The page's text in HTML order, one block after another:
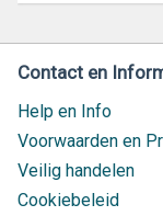
Contact en
Help en Info
Voorwaarden en
Veilig handelen
Cookiebeleid